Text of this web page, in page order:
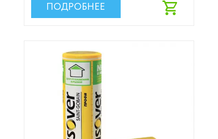
ПОДРОБНЕЕ